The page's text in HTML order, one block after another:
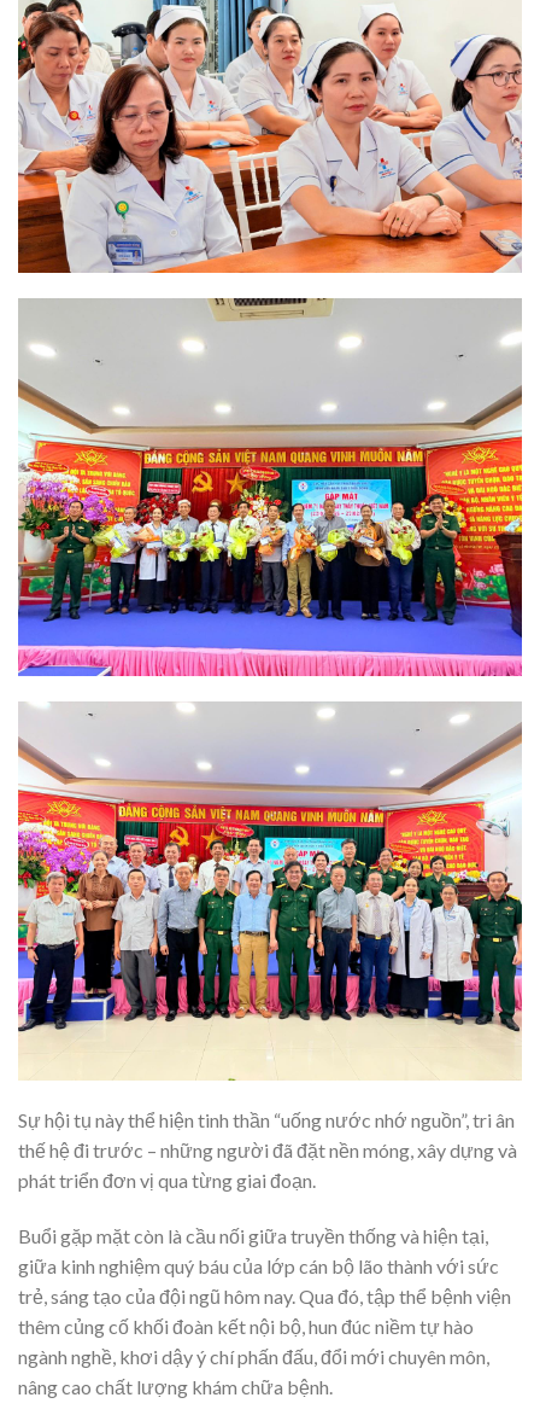
Sự hội tụ này thể hiện tinh thần “uống nước nhớ nguồn”, tri ân
thế hệ đi trước – những người đã đặt nền móng, xây dựng và
phát triển đơn vị qua từng giai đoạn.
Buổi gặp mặt còn là cầu nối giữa truyền thống và hiện tại,
giữa kinh nghiệm quý báu của lớp cán bộ lão thành với sức
trẻ, sáng tạo của đội ngũ hôm nay. Qua đó, tập thể bệnh viện
thêm củng cố khối đoàn kết nội bộ, hun đúc niềm tự hào
ngành nghề, khơi dậy ý chí phấn đấu, đổi mới chuyên môn,
nâng cao chất lượng khám chữa bệnh.